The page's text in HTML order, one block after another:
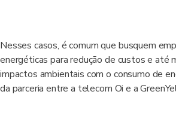
Nesses casos, é comum que busquem
energéticas para redução de custos e até
impactos ambientais com o consumo de
da parceria entre a telecom Oi e a